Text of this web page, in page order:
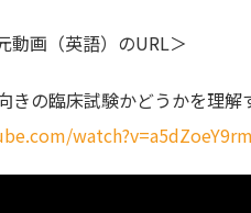
動画（英語）のURL＞
きの臨床試験かどうかを理解